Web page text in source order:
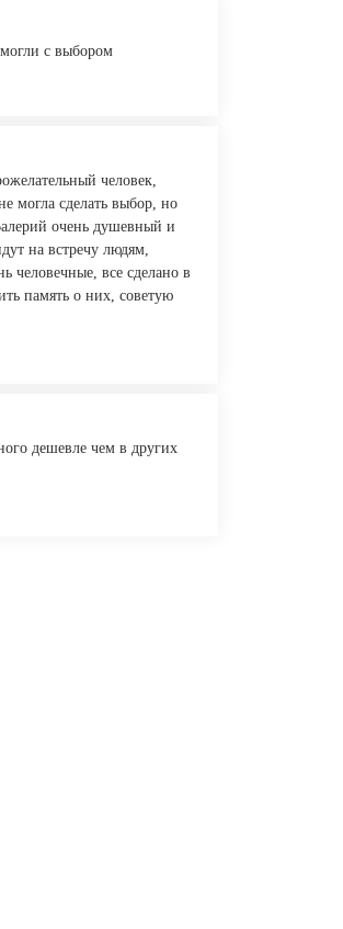
с выбором
человек,
могла сделать выбор, но
очень душевный и
на встречу людям,
человечные, все сделано в
память о них, советую
дешевле чем в других